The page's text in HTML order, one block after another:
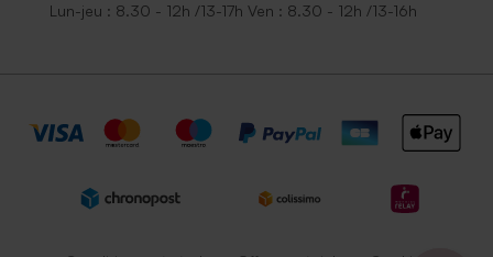
Lun-jeu : 8.30 - 12h /13-17h Ven : 8.30 - 12h /13-16h